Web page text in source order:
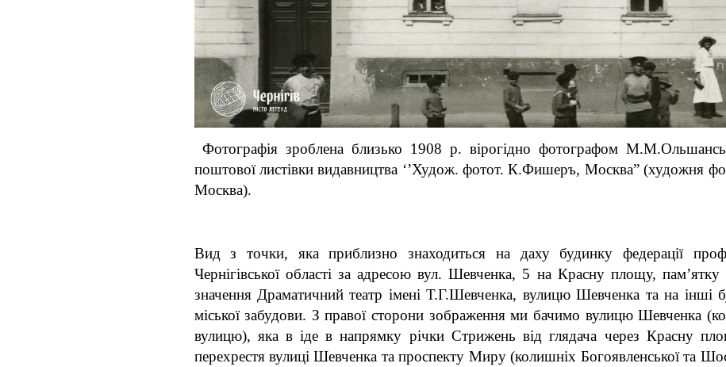
Фотографія зроблена близько 1908 р. вірогідно фотографом
поштової листівки видавництва ‘’Худож. фотот. К.Фишеръ, Москва” (художня
Москва).
Вид з точки, яка приблизно знаходиться на даху будинку федерації
Чернігівської області за адресою вул. Шевченка, 5 на Красну площу, пам’ятку
значення Драматичний театр імені Т.Г.Шевченка, вулицю Шевченка та на інші
міської забудови. З правої сторони зображення ми бачимо вулицю Шевченка
вулицю), яка в іде в напрямку річки Стрижень від глядача через Красну
перехрестя вулиці Шевченка та проспекту Миру (колишніх Богоявленської та